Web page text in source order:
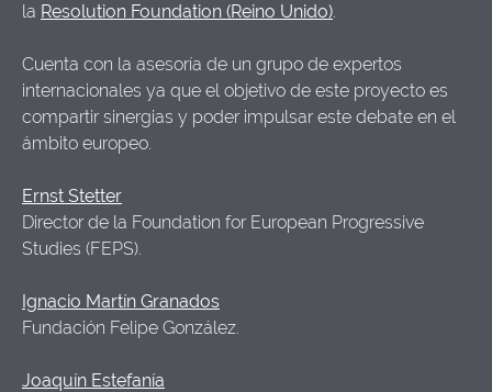
la Resolution Foundation (Reino Unido).
Cuenta con la asesoría de un grupo de expertos
internacionales ya que el objetivo de este proyecto es
compartir sinergias y poder impulsar este debate en el
ámbito europeo.
Ernst Stetter
Director de la Foundation for European Progressive
Studies (FEPS).
Ignacio Martín Granados
Fundación Felipe González.
Joaquín Estefanía